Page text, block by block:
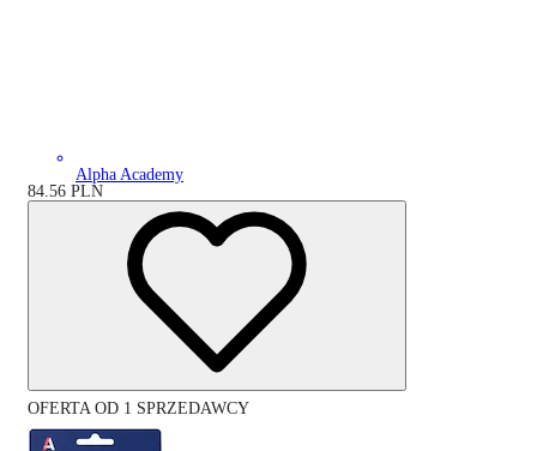
Alpha Academy
84.56 PLN
OFERTA OD 1 SPRZEDAWCY